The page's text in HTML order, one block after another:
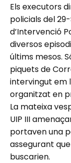
Els executors
policials del
d’Intervenció
diversos
últims mesos.
piquets de
intervingut em
organitzat en
La mateixa
UIP III
portaven una
assegurant
buscarien.